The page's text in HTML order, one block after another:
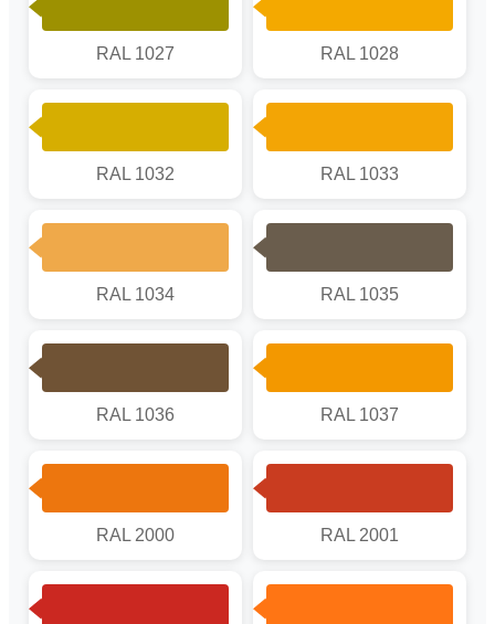
RAL 1027 RAL 1028
RAL 1032 RAL 1033
RAL 1034 RAL 1035
RAL 1036 RAL 1037
RAL 2000 RAL 2001